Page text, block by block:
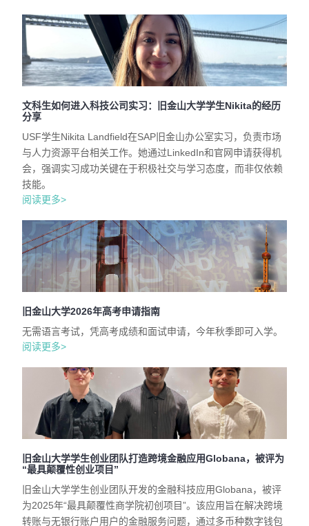
文科生如何进入科技公司实习：旧金山大学学生Nikita的经历
分享
USF学生Nikita Landfield在SAP旧金山办公室实习，负责市场
与人力资源平台相关工作。她通过LinkedIn和官网申请获得机
会，强调实习成功关键在于积极社交与学习态度，而非仅依赖
技能。
阅读更多>
旧金山大学2026年高考申请指南
无需语言考试，凭高考成绩和面试申请，今年秋季即可入学。
阅读更多>
旧金山大学学生创业团队打造跨境金融应用Globana，被评为
“最具颠覆性创业项目”
旧金山大学学生创业团队开发的金融科技应用Globana，被评
为2025年“最具颠覆性商学院初创项目”。该应用旨在解决跨境
转账与无银行账户用户的金融服务问题，通过多币种数字钱包